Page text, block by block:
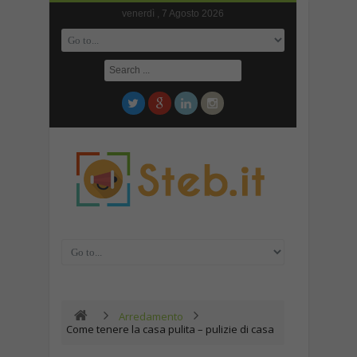
venerdì , 7 Agosto 2026
Arredamento
Come tenere la casa pulita – pulizie di casa